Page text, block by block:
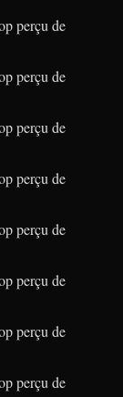
perçu de
perçu de
perçu de
perçu de
perçu de
perçu de
perçu de
perçu de